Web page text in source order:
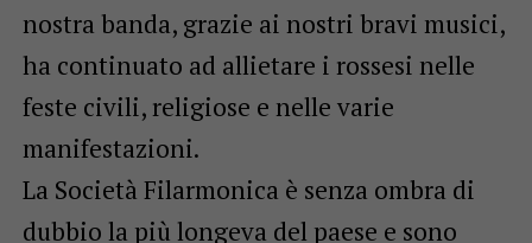
nostra banda, grazie ai nostri bravi musici,
ha continuato ad allietare i rossesi nelle
feste civili, religiose e nelle varie
manifestazioni.
La Società Filarmonica è senza ombra di
dubbio la più longeva del paese e sono